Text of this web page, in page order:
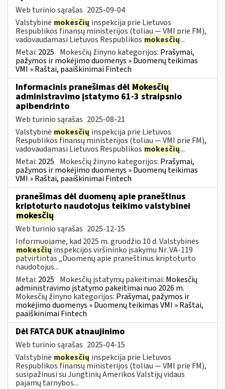
Web turinio sąrašas 2025-09-04
Valstybinė mokesčių inspekcija prie Lietuvos
Respublikos finansų ministerijos (toliau — VMI prie FM),
vadovaudamasi Lietuvos Respublikos mokesčių...
Metai: 2025 Mokesčių žinyno kategorijos: Prašymai,
pažymos ir mokėjimo duomenys » Duomenų teikimas
VMI » Raštai, paaiškinimai Fintech
Informacinis pranešimas dėl Mokesčių
administravimo įstatymo 61-3 straipsnio
apibendrinto
Web turinio sąrašas 2025-08-21
Valstybinė mokesčių inspekcija prie Lietuvos
Respublikos finansų ministerijos (toliau — VMI prie FM),
vadovaudamasi Lietuvos Respublikos mokesčių...
Metai: 2025 Mokesčių žinyno kategorijos: Prašymai,
pažymos ir mokėjimo duomenys » Duomenų teikimas
VMI » Raštai, paaiškinimai Fintech
pranešimas dėl duomenų apie praneštinus
kriptoturto naudotojus teikimo valstybinei
mokesčių
Web turinio sąrašas 2025-12-15
Informuojame, kad 2025 m. gruodžio 10 d. Valstybinės
mokesčių inspekcijos viršininko įsakymu Nr. VA-119
patvirtintas „Duomenų apie praneštinus kriptoturto
naudotojus...
Metai: 2025 Mokesčių įstatymų pakeitimai: Mokesčių
administravimo įstatymo pakeitimai nuo 2026 m.
Mokesčių žinyno kategorijos: Prašymai, pažymos ir
mokėjimo duomenys » Duomenų teikimas VMI » Raštai,
paaiškinimai Fintech
Dėl FATCA DUK atnaujinimo
Web turinio sąrašas 2025-04-15
Valstybinė mokesčių inspekcija prie Lietuvos
Respublikos finansų ministerijos (toliau — VMI prie FM),
susipažinusi su Jungtinių Amerikos Valstijų vidaus
pajamų tarnybos...